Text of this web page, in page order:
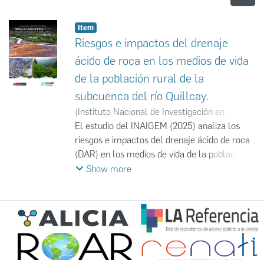
Item
Riesgos e impactos del drenaje
ácido de roca en los medios de vida
de la población rural de la
subcuenca del río Quillcay.
(Instituto Nacional de Investigación en
Glaciares y Ecosistemas de Montaña, 2025-
12)Instituto Nacional de Investigación en
Glaciares y Ecosistemas de Montaña;
INAIGEM
El estudio del INAIGEM (2025) analiza los
riesgos e impactos del drenaje ácido de roca
(DAR) en los medios de vida de la población
rural de la subcuenca del río Quillcay, en la
contenido de sulfuros; al oxidarse, estas
contaminan y acidifican las fuentes de agua
con metales pesados, afectando ecosistemas
y poblaciones humanas. La investigación,
Show more